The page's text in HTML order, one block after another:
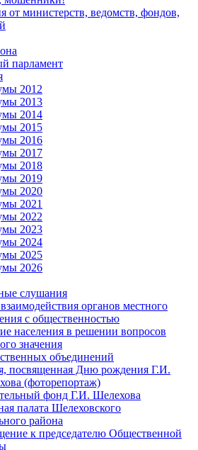
от министерств, ведомств, фондов,
парламент
2012
2013
2014
2015
2016
2017
2018
2019
2020
2021
2022
2023
2024
2025
2026
слушания
органов местного
с общественностью
населения в решении вопросов
значения
объединений
посвященная Дню рождения Г.И.
(фоторепортаж)
фонд Г.И. Шелехова
палата Шелеховского
района
к председателю Общественной